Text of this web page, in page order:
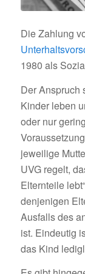
Die Zahlung
1980 als
Der Anspruch
Kinder leben
oder nur
jeweilige
UVG regelt,
Elternteile
denjenigen
Ausfalls des
ist. Eindeutig
das Kind